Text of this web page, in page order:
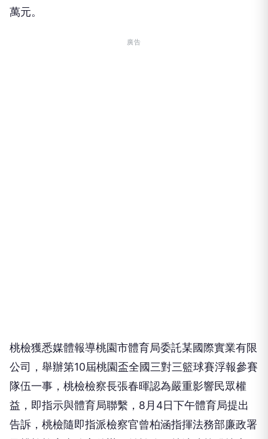
萬元。
廣告
桃檢獲悉媒體報導桃園市體育局委託某國際實業有限
公司，舉辦第10屆桃園盃全國三對三籃球賽浮報參賽
隊伍一事，桃檢檢察長張春暉認為嚴重影響民眾權
益，即指示與體育局聯繫，8月4日下午體育局提出
告訴，桃檢隨即指派檢察官曾柏涵指揮法務部廉政署